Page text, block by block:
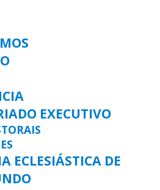
EXECUTIVO
ECLESIÁSTICA DE